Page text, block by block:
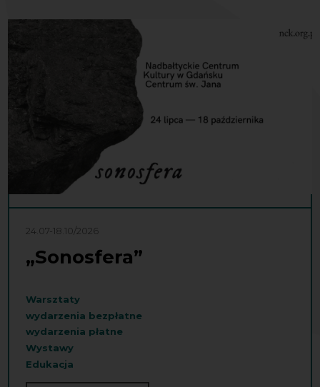
24.07-18.10/2026
„Sonosfera”
Warsztaty
wydarzenia bezpłatne
wydarzenia płatne
Wystawy
Edukacja